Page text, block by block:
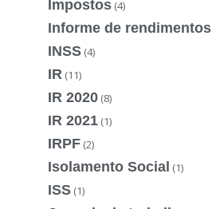
Impostos (4)
Informe de rendimentos
INSS (4)
IR (11)
IR 2020 (8)
IR 2021 (1)
IRPF (2)
Isolamento Social (1)
ISS (1)